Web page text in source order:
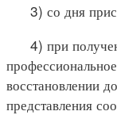
3) со дня
4) при
восстановлении
представления